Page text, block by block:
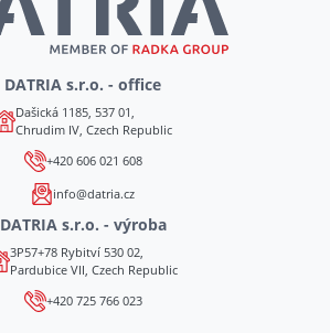
DATRIA s.r.o. - office
Dašická 1185, 537 01,
Chrudim IV, Czech Republic
+420 606 021 608
info@datria.cz
DATRIA s.r.o. - výroba
3P57+78 Rybitví 530 02,
Pardubice VII, Czech Republic
+420 725 766 023